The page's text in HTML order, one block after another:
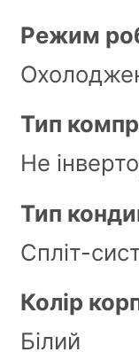
Режим
Тип
Не
Тип
Спліт-
Колір
Білий